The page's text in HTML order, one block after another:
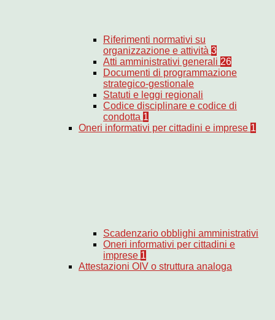
Riferimenti normativi su
organizzazione e attività 3
Atti amministrativi generali 26
Documenti di programmazione
strategico-gestionale
Statuti e leggi regionali
Codice disciplinare e codice di
condotta 1
Oneri informativi per cittadini e imprese 1
Scadenzario obblighi amministrativi
Oneri informativi per cittadini e
imprese 1
Attestazioni OIV o struttura analoga